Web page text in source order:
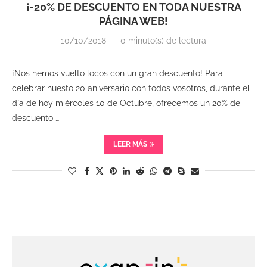
¡-20% DE DESCUENTO EN TODA NUESTRA
PÁGINA WEB!
10/10/2018 0 minuto(s) de lectura
¡Nos hemos vuelto locos con un gran descuento! Para
celebrar nuesto 20 aniversario con todos vosotros, durante el
día de hoy miércoles 10 de Octubre, ofrecemos un 20% de
descuento …
LEER MÁS